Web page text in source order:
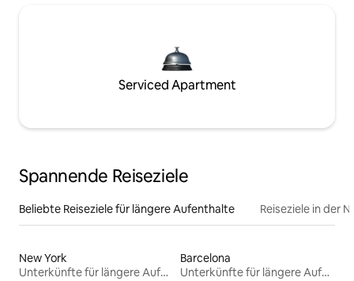
Serviced Apartment
Spannende Reiseziele
Beliebte Reiseziele für längere Aufenthalte Reiseziele in der
New York
Unterkünfte für längere Aufenthalte
Barcelona
Unterkünfte für längere Aufenthalte